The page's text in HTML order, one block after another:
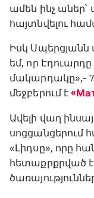
ամեն ինչ աներ՝
հայտնվելու
Իսկ Սպերցյանն
եմ, որ
մակարդակը»,-
մեջբերում է
Ավելի վաղ
սոցցանցերում
«Լիդսը», որը
հետաքրքրված է